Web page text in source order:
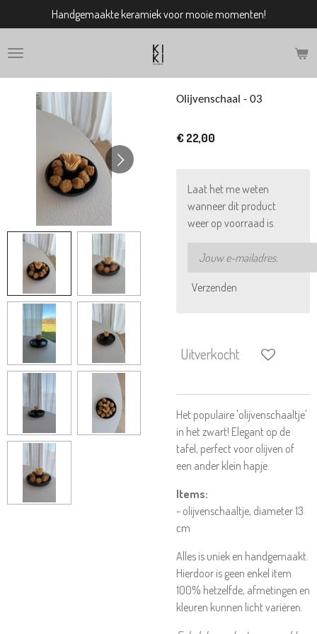
direct
naar
Handgemaakte keramiek voor mooie momenten!
Olijvenschaal - 03
€ 22,00
Laat het me weten
wanneer dit product
weer op voorraad is.
Verzenden
Uitverkocht
Het populaire 'olijvenschaaltje'
in het zwart! Elegant op de
tafel, perfect voor olijven of
een ander klein hapje.
Items:
- olijvenschaaltje, diameter 13
cm
Alles is uniek en handgemaakt.
Hierdoor is geen enkel item
100% hetzelfde, afmetingen en
kleuren kunnen licht variëren.